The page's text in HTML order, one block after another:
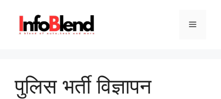
content
Menu
पुलिस भर्ती विज्ञापन